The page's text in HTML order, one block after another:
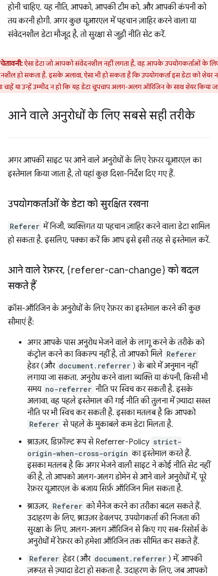
होनी चाहिए. यह नीति, आपको, आपकी टीम को, और आपकी कंपनी को
तय करनी होगी. अगर कुछ यूआरएल में पहचान ज़ाहिर करने वाला या
संवेदनशील डेटा मौजूद है, तो सुरक्षा से जुड़ी नीति सेट करें.
चेतावनी:ऐसा डेटा जो आपको संवेदनशील नहीं लगता है, वह आपके उपयोगकर्ताओं के
हो सकता है. इसके अलावा, ऐसा भी हो सकता है कि उपयोगकर्ता इस डेटा को शेयर न
चाहें या उन्हें उम्मीद न हो कि यह डेटा चुपचाप अलग-अलग ऑरिजिन के साथ शेयर किया
आने वाले अनुरोधों के लिए सबसे सही तरीके
अगर आपकी साइट पर आने वाले अनुरोधों के लिए रेफ़रर यूआरएल का
इस्तेमाल किया जाता है, तो यहां कुछ दिशा-निर्देश दिए गए हैं.
उपयोगकर्ताओं के डेटा को सुरक्षित रखना
Referer में निजी, व्यक्तिगत या पहचान ज़ाहिर करने वाला डेटा शामिल
हो सकता है. इसलिए, पक्का करें कि आप इसे इसी तरह से इस्तेमाल करें.
आने वाले रेफ़रर, {referer-can-change} को बदल
सकते हैं
क्रॉस-ऑरिजिन के अनुरोधों के लिए रेफ़रर का इस्तेमाल करने की कुछ
सीमाएं हैं:
अगर आपके पास अनुरोध भेजने वाले के लागू करने के तरीके को
कंट्रोल करने का विकल्प नहीं है, तो आपको मिले Referer
हेडर (और document.referrer ) के बारे में अनुमान नहीं
लगाया जा सकता. अनुरोध करने वाला व्यक्ति या कंपनी, किसी भी
समय no-referrer नीति पर स्विच कर सकती है. इसके
अलावा, वह पहले इस्तेमाल की गई नीति की तुलना में ज़्यादा सख्त
नीति पर भी स्विच कर सकती है. इसका मतलब है कि आपको
Referer से पहले के मुकाबले कम डेटा मिलता है.
ब्राउज़र, डिफ़ॉल्ट रूप से Referrer-Policy strict-
origin-when-cross-origin का इस्तेमाल करते हैं.
इसका मतलब है कि अगर भेजने वाली साइट ने कोई नीति सेट नहीं
की है, तो आपको अलग-अलग डोमेन से आने वाले अनुरोधों में, पूरे
रेफ़रर यूआरएल के बजाय सिर्फ़ ऑरिजिन मिल सकता है.
ब्राउज़र, Referer को मैनेज करने का तरीका बदल सकते हैं.
उदाहरण के लिए, ब्राउज़र डेवलपर, उपयोगकर्ता की निजता की
सुरक्षा के लिए, अलग-अलग ऑरिजिन से किए गए सब-रिसोर्स के
अनुरोधों में रेफ़रर को हमेशा ऑरिजिन तक सीमित कर सकते हैं.
Referer हेडर (और document.referrer ) में, आपकी
ज़रूरत से ज़्यादा डेटा हो सकता है. उदाहरण के लिए, जब आपको